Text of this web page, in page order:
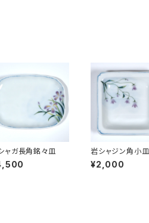
ャガ長角銘々皿 岩シャジン角小皿
¥2,000